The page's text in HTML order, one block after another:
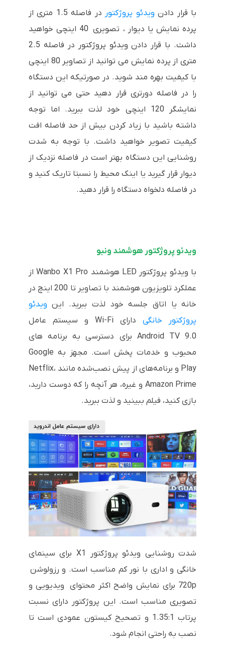
با قرار دادن ویدئو پروژکتور
در فاصله 1.5 متری از
پرده نمایش یا دیوار ، تصویری 40 اینچی خواهید
داشت. با قرار دادن ویدئو پروژکتور در فاصله 2.5
متری از پرده نمایش می توانید از تصاویر 80 اینچی
با کیفیت بهره مند شوید. در صورتیکه این دستگاه
را در فاصله دورتری قرار دهید حتی می توانید از
نمایشگر 120 اینچی خود لذت ببرید. اما توجه
داشته باشید با زیاد کردن بیش از حد فاصله افت
کیفیت تصویر خواهید داشت. با توجه به شدت
روشنایی این دستگاه بهتر است در فاصله نزدیک از
دیوار قرار گیرید یا اینک محیط را نسبتا تاریک کنید و
در فاصله دلخواه دستگاه را قرار دهید.
ویدئو پروژکتور هوشمند ونبو
با ویدئو پروژکتور LED هوشمند Wanbo X1 Pro از
عملکرد تلویزیون هوشمند با تصاویر تا 200 اینچ در
خانه یا اتاق جلسه خود لذت ببرید. این ویدئو
پروژکتور خانگی
دارای Wi-Fi و سیستم عامل
Android TV 9.0 برای دسترسی به برنامه های
محبوب و خدمات پخش است. مجهز به Google
Play و برنامه‌های از پیش نصب‌شده مانند Netflix،
Amazon Prime و غیره، هر آنچه را که دوست دارید،
بازی کنید، فیلم ببینید و لذت ببرید.
شدت روشنایی ویدئو پروژکتور X1 برای سینمای
خانگی و اداری با نور کم مناسب است. و رزولوشن
720p برای نمایش واضح اکثر محتوای ویدیویی و
تصویری مناسب است. این پروژکتور دارای نسبت
پرتاب 1.35:1 و تصحیح کیستون عمودی است تا
نصب به راحتی انجام شود.